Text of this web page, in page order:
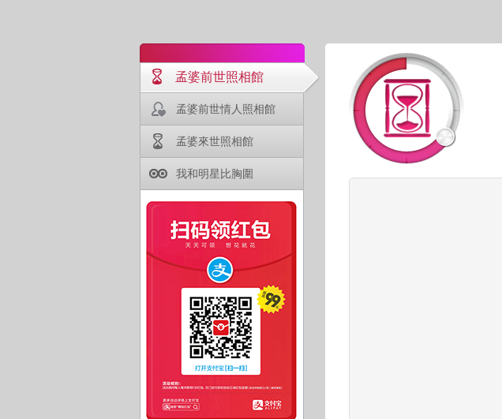
孟婆前世照相館
孟婆前世情人照相館
孟婆來世照相館
我和明星比胸圍